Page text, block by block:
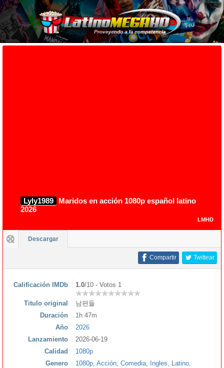
Lyly1989
Maridos en acción 1080p español latino
2026
LMHD
Descargar
Twittear
Compartir
Calificación IMDb 1.0/10 - Votos 1
Titulo original
남편들
Duración
1h 47m
Año
2026
Lanzamiento
2026-06-19
Calidad
1080p
Genero
1080p Acción Comedia Ingles Latino